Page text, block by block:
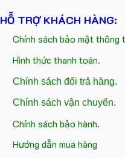
HỖ TRỢ KHÁCH HÀNG:
Chính sách bảo mật thông
Hình thức thanh toán.
Chính sách đổi trả hàng.
Chính sách vận chuyển.
Chính sách bảo hành.
Hướng dẫn mua hàng